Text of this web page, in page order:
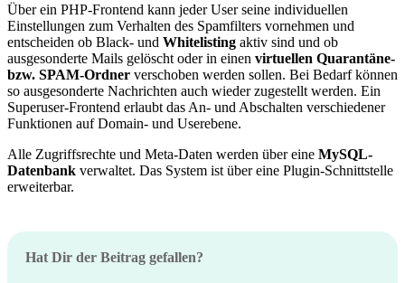
Über ein PHP-Frontend kann jeder User seine individuellen
Einstellungen zum Verhalten des Spamfilters vornehmen und
entscheiden ob Black- und Whitelisting aktiv sind und ob
ausgesonderte Mails gelöscht oder in einen virtuellen Quarantäne-
bzw. SPAM-Ordner verschoben werden sollen. Bei Bedarf können
so ausgesonderte Nachrichten auch wieder zugestellt werden. Ein
Superuser-Frontend erlaubt das An- und Abschalten verschiedener
Funktionen auf Domain- und Userebene.
Alle Zugriffsrechte und Meta-Daten werden über eine MySQL-
Datenbank verwaltet. Das System ist über eine Plugin-Schnittstelle
erweiterbar.
Hat Dir der Beitrag gefallen?